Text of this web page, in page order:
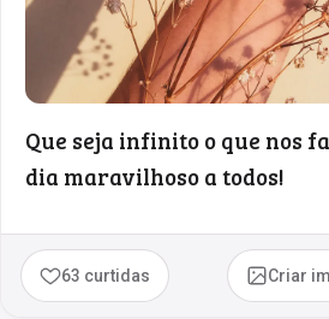
Que seja infinito o que nos
dia maravilhoso a todos!
63 curtidas Criar